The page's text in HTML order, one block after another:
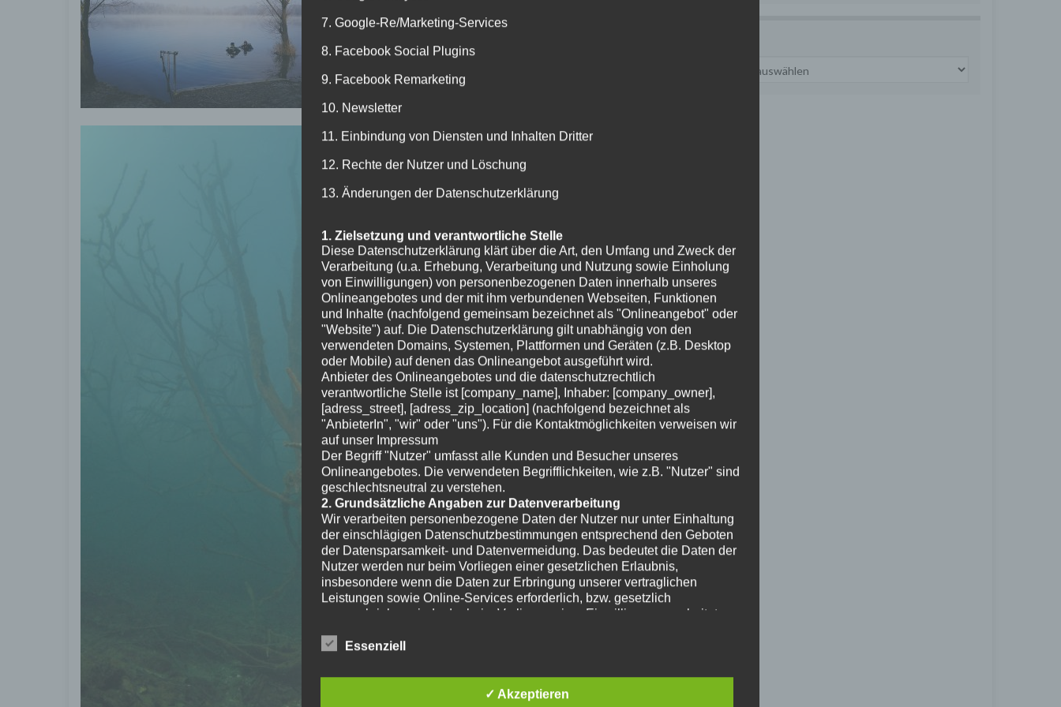
7. Google-Re/Marketing-Services
8. Facebook Social Plugins
9. Facebook Remarketing
10. Newsletter
11. Einbindung von Diensten und Inhalten Dritter
12. Rechte der Nutzer und Löschung
13. Änderungen der Datenschutzerklärung
1. Zielsetzung und verantwortliche Stelle
Diese Datenschutzerklärung klärt über die Art, den Umfang und Zweck der
Verarbeitung (u.a. Erhebung, Verarbeitung und Nutzung sowie Einholung
von Einwilligungen) von personenbezogenen Daten innerhalb unseres
Onlineangebotes und der mit ihm verbundenen Webseiten, Funktionen
und Inhalte (nachfolgend gemeinsam bezeichnet als "Onlineangebot" oder
"Website") auf. Die Datenschutzerklärung gilt unabhängig von den
verwendeten Domains, Systemen, Plattformen und Geräten (z.B. Desktop
oder Mobile) auf denen das Onlineangebot ausgeführt wird.
Anbieter des Onlineangebotes und die datenschutzrechtlich
verantwortliche Stelle ist [company_name], Inhaber: [company_owner],
[adress_street], [adress_zip_location] (nachfolgend bezeichnet als
"AnbieterIn", "wir" oder "uns"). Für die Kontaktmöglichkeiten verweisen wir
auf unser Impressum
Der Begriff "Nutzer" umfasst alle Kunden und Besucher unseres
Onlineangebotes. Die verwendeten Begrifflichkeiten, wie z.B. "Nutzer" sind
geschlechtsneutral zu verstehen.
2. Grundsätzliche Angaben zur Datenverarbeitung
Wir verarbeiten personenbezogene Daten der Nutzer nur unter Einhaltung
der einschlägigen Datenschutzbestimmungen entsprechend den Geboten
der Datensparsamkeit- und Datenvermeidung. Das bedeutet die Daten der
Nutzer werden nur beim Vorliegen einer gesetzlichen Erlaubnis,
insbesondere wenn die Daten zur Erbringung unserer vertraglichen
Leistungen sowie Online-Services erforderlich, bzw. gesetzlich
vorgeschrieben sind oder beim Vorliegen einer Einwilligung verarbeitet.
Sicherheitsmaßnahmen entsprechend dem Stand der Technik, um sicher
werden und um damit die durch uns verarbeiteten Daten gegen zufällige
oder vorsätzliche Manipulationen, Verlust, Zerstörung oder gegen den
Essenziell
✓ Akzeptieren